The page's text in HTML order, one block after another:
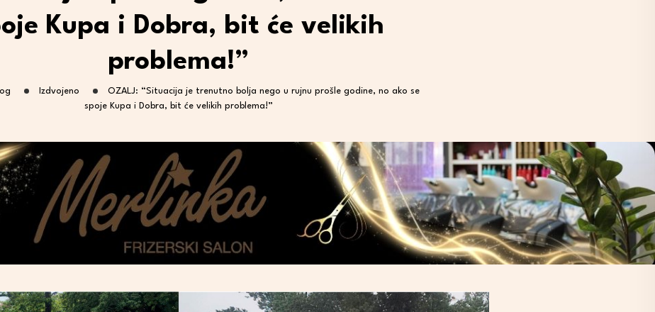
Kupa i Dobra, bit će velikih
problema!”
Izdvojeno
OZALJ: “Situacija je trenutno bolja nego u rujnu prošle godine, no ako se
spoje Kupa i Dobra, bit će velikih problema!”